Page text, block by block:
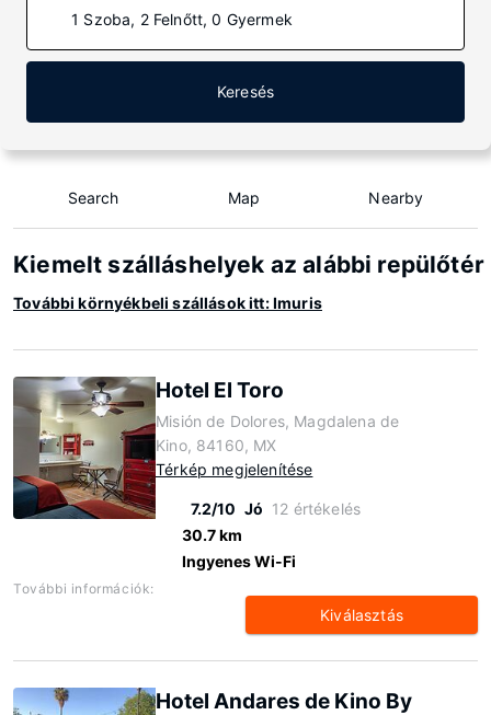
1 Szoba, 2 Felnőtt, 0 Gyermek
Keresés
Search Map Nearby
Kiemelt szálláshelyek az alábbi
További környékbeli szállások itt: Imuris
Hotel El Toro
Misión de Dolores, Magdalena de
Kino, 84160, MX
Térkép megjelenítése
7.2/10 Jó 12 értékelés
30.7 km
Ingyenes Wi-Fi
További információk:
Kiválasztás
Hotel Andares de Kino By